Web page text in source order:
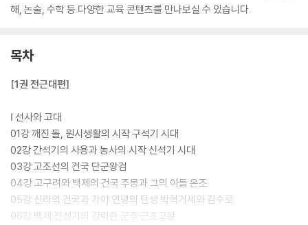
해, 논술, 수학 등 다양한 교육 콘텐츠를 만나보실 수 있습니다.
목차
[1권 전근대편]
Ⅰ 선사와 고대
01강 깨진 돌, 원시생활의 시작 구석기 시대
02강 간석기의 사용과 농사의 시작 신석기 시대
03강 고조선의 건국 단군왕검
04강 고구려와 백제의 건국 주몽과 그의 아들 온조
05강 신라의 건국과 가야 연맹의 탄생 박혁거세와 김수로
06강 백제 전성기의 강력한 군주 근초고왕